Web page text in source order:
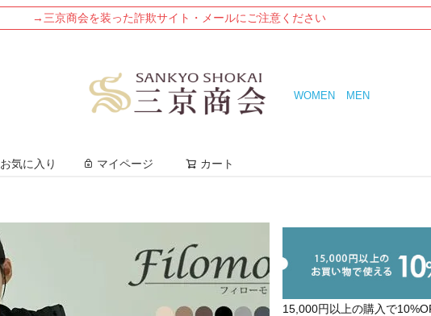
→三京商会を装った詐欺サイト・メールにご注意ください
WOMEN MEN
お気に入り マイページ カート
15,000円以上の購入で